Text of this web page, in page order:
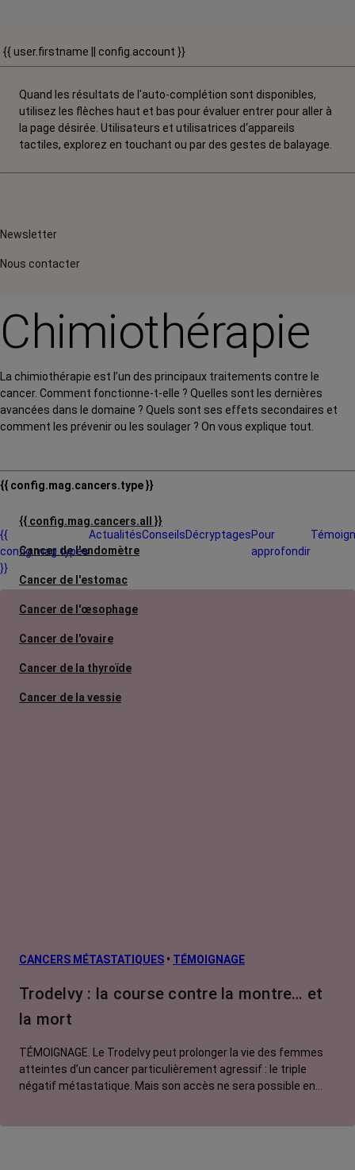
{{ user.firstname || config.account }}
Quand les résultats de l'auto-complétion sont disponibles,
utilisez les flèches haut et bas pour évaluer entrer pour aller à
la page désirée. Utilisateurs et utilisatrices d‘appareils
tactiles, explorez en touchant ou par des gestes de balayage.
Newsletter
Nous contacter
Chimiothérapie
La chimiothérapie est l’un des principaux traitements contre le
cancer. Comment fonctionne-t-elle ? Quelles sont les dernières
avancées dans le domaine ? Quels sont ses effets secondaires et
comment les prévenir ou les soulager ? On vous explique tout.
{{ config.mag.cancers.type }}
{{ config.mag.cancers.all }}
Cancer de l'endomètre
Cancer de l'estomac
Cancer de l'œsophage
Cancer de l'ovaire
Cancer de la thyroïde
Cancer de la vessie
Leucémie myéloïde chronique
Lymphome hodgkinien
Lymphome non hodgkinien
{{
config.mag.types
}}
ActualitésConseilsDécryptagesPour
approfondir
CANCERS MÉTASTATIQUES • TÉMOIGNAGE
Trodelvy : la course contre la montre… et
la mort
TÉMOIGNAGE. Le Trodelvy peut prolonger la vie des femmes
atteintes d’un cancer particulièrement agressif : le triple
négatif métastatique. Mais son accès ne sera possible en